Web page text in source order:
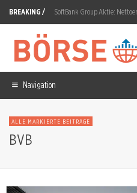
BREAKING / SoftBank Group Aktie:
Renk Group Aktie: 1,2
SK Hynix Aktie: Morgan
Navigation
ALLE MARKIERTE BEITRÄGE
BVB